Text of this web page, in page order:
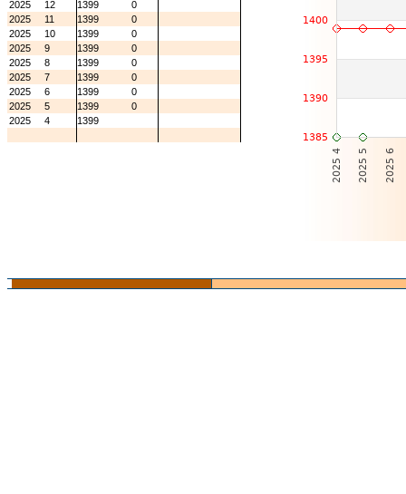
2025
12 1399
0
2025
11 1399
0
2025
10 1399
0
2025
9 1399
0
2025
8 1399
0
2025
7 1399
0
2025
6 1399
0
2025
5 1399
0
2025
4 1399